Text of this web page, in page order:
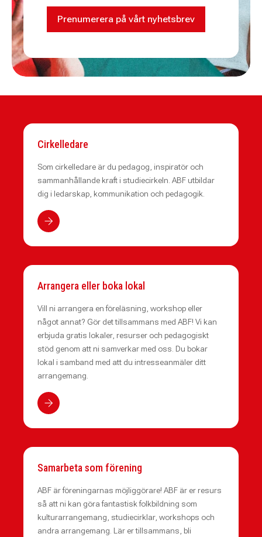
Prenumerera på vårt nyhetsbrev
Cirkelledare
Som cirkelledare är du pedagog, inspiratör och
sammanhållande kraft i studiecirkeln. ABF utbildar
dig i ledarskap, kommunikation och pedagogik.
Arrangera eller boka lokal
Vill ni arrangera en föreläsning, workshop eller
något annat? Gör det tillsammans med ABF! Vi kan
erbjuda gratis lokaler, resurser och pedagogiskt
stöd genom att ni samverkar med oss. Du bokar
lokal i samband med att du intresseanmäler ditt
arrangemang.
Samarbeta som förening
ABF är föreningarnas möjliggörare! ABF är er resurs
så att ni kan göra fantastisk folkbildning som
kulturarrangemang, studiecirklar, workshops och
andra arrangemang. Lär er tillsammans, bli